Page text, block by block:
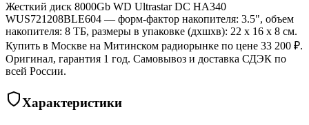
Жесткий диск 8000Gb WD Ultrastar DC HA340
WUS721208BLE604 — форм-фактор накопителя: 3.5", объем
накопителя: 8 ТБ, размеры в упаковке (дхшхв): 22 x 16 x 8 см.
Купить в Москве на Митинском радиорынке по цене 33 200 ₽.
Оригинал, гарантия 1 год. Самовывоз и доставка СДЭК по
всей России.
Характеристики